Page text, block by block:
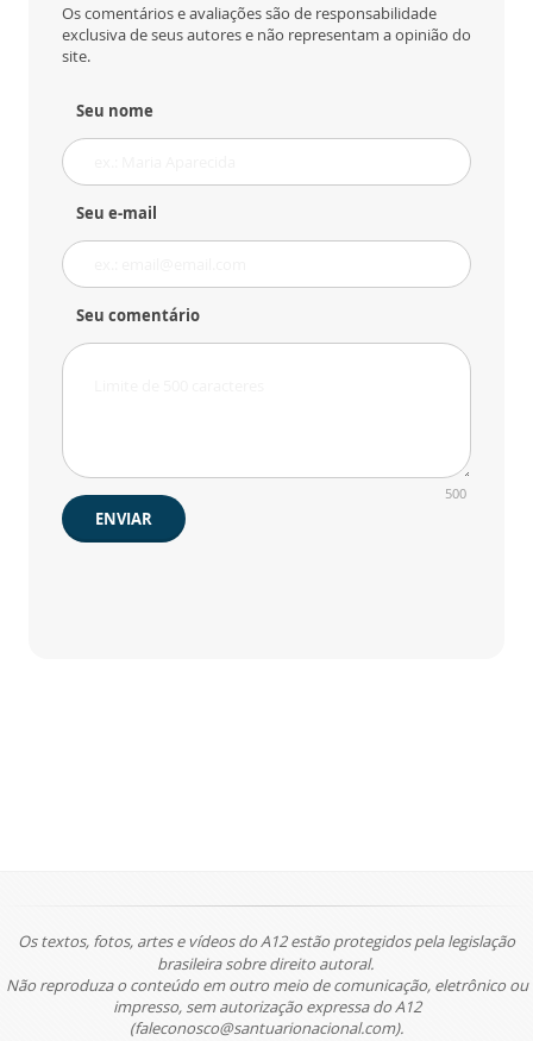
Os comentários e avaliações são de responsabilidade
exclusiva de seus autores e não representam a opinião do
site.
Seu nome
Seu e-mail
Seu comentário
500
ENVIAR
Os textos, fotos, artes e vídeos do A12 estão protegidos pela legislação
brasileira sobre direito autoral.
Não reproduza o conteúdo em outro meio de comunicação, eletrônico ou
impresso, sem autorização expressa do A12
(faleconosco@santuarionacional.com).